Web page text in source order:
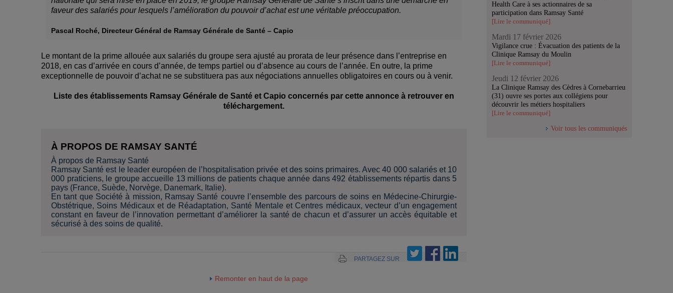
faveur des salariés pour lesquels l’amélioration du pouvoir d’achat est une véritable préoccupation.
Pascal Roché, Directeur Général de Ramsay Générale de Santé – Capio
Le montant de la prime allouée aux salariés du groupe sera ajusté au prorata de leur présence dans l’entreprise en
2018, en cas d’arrivée en cours d’année, de temps partiel ou d’absence au cours de l’année. En outre, la prime
exceptionnelle de pouvoir d’achat ne se substituera pas aux négociations annuelles obligatoires en cours ou à venir.
Liste des établissements Ramsay Générale de Santé et Capio concernés par cette annonce à retrouver en
téléchargement.
À PROPOS DE RAMSAY SANTÉ
À propos de Ramsay Santé
Ramsay Santé est le leader européen de l’hospitalisation privée et des soins primaires. Avec 40 000 salariés et 10
000 praticiens, le groupe accueille 13 millions de patients chaque année dans 492 établissements répartis dans 5
pays (France, Suède, Norvège, Danemark, Italie).
En tant que Société à mission, Ramsay Santé couvre l’ensemble des parcours de soins en Médecine-Chirurgie-
Obstétrique, Soins Médicaux et de Réadaptation, Santé Mentale et Centres médicaux, vecteur d’un engagement
constant en faveur de l’innovation permettant d’améliorer la santé de chacun et d’assurer un accès équitable et
sécurisé à des soins de qualité.
PARTAGEZ SUR
Remonter en haut de la page
Health Care à ses actionnaires de sa
participation dans Ramsay Santé
[Lire le communiqué]
Mardi 17 février 2026
Vigilance crue : Évacuation des patients de la
Clinique Ramsay du Moulin
[Lire le communiqué]
Jeudi 12 février 2026
La Clinique Ramsay des Cèdres à Cornebarrieu
(31) ouvre ses portes aux collégiens pour
découvrir les métiers hospitaliers
[Lire le communiqué]
Voir tous les communiqués